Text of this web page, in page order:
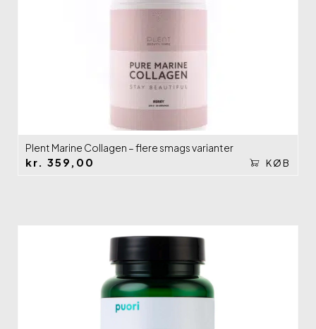
Plent Marine Collagen – flere smags varianter
kr. 359,00 KØB